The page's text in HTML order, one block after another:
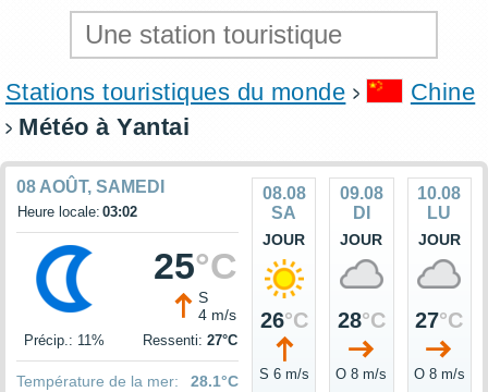
Stations touristiques du monde
Chine
Météo à Yantai
08 AOÛT, SAMEDI
Heure locale: 03:02
25°C
S
4 m/s
Précip.: 11% Ressenti: 27°C
Température de la mer: 28.1°C
08.08
SA
JOUR
26°C
S 6 m/s
09.08
DI
JOUR
28°C
O 8 m/s
10.08
LU
JOUR
27°C
O 8 m/s